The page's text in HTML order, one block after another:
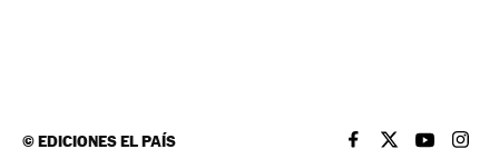
©EDICIONES EL PAÍS EL PAÍS BRASIL EN
EL PAÍSEL PAÍS
EL